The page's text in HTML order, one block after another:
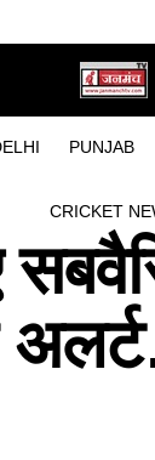
PUNJAB
CRICKET